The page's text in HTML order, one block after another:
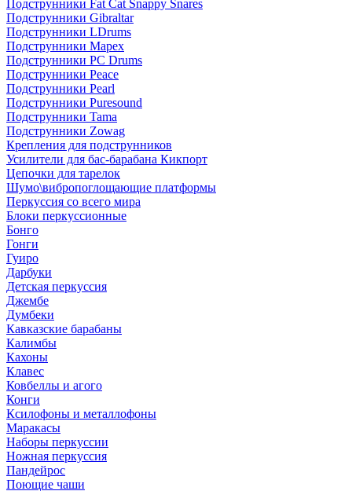
Подструнники Fat Cat Snappy Snares
Подструнники Gibraltar
Подструнники LDrums
Подструнники Mapex
Подструнники PC Drums
Подструнники Peace
Подструнники Pearl
Подструнники Puresound
Подструнники Tama
Подструнники Zowag
Крепления для подструнников
Усилители для бас-барабана Кикпорт
Цепочки для тарелок
Шумо\вибропоглощающие платформы
Перкуссия со всего мира
Блоки перкуссионные
Бонго
Гонги
Гуиро
Дарбуки
Детская перкуссия
Джембе
Думбеки
Кавказские барабаны
Калимбы
Кахоны
Клавес
Ковбеллы и агого
Конги
Ксилофоны и металлофоны
Маракасы
Наборы перкуссии
Ножная перкуссия
Пандейрос
Поющие чаши